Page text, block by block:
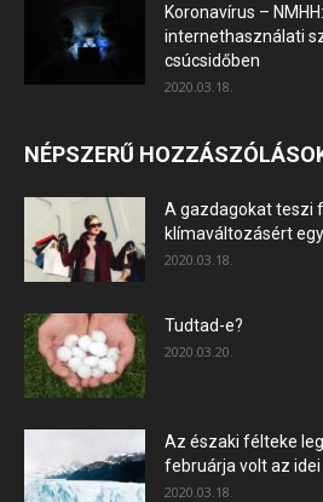
Koronavírus –
internethasználati
csúcsidőben
2020.03.18.
NÉPSZERŰ
A gazdagokat teszi
klímaváltozásért
2020.03.18.
Tudtad-e?
2020.03.20.
Az északi félteke
februárja volt az idei
2020.03.18.